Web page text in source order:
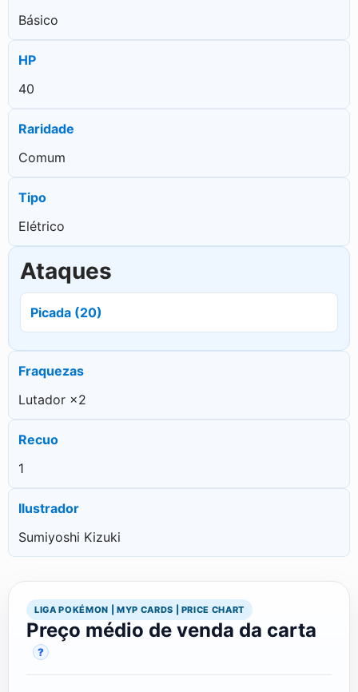
Básico
HP
40
Raridade
Comum
Tipo
Elétrico
Ataques
Picada (20)
Fraquezas
Lutador ×2
Recuo
1
Ilustrador
Sumiyoshi Kizuki
LIGA POKÉMON | MYP CARDS | PRICE CHART
Preço médio de venda da carta
?